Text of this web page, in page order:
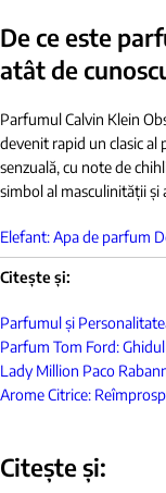
De ce este
atât de
Parfumul Calvin Klein
devenit rapid un clasic al
senzuală, cu note de
simbol al masculinității și
Elefant: Apa de parfum
Citește și:
Parfumul și
Parfum Tom Ford:
Lady Million Paco
Arome Citrice:
Citește și: